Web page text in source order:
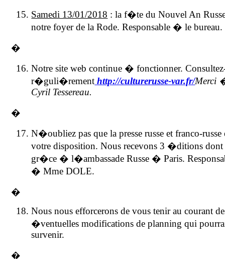
Samedi 13/01/2018 : la f�te du Nouvel An
notre foyer dela Rode. Responsable � le bureau.
�
Notre site web continue � fonctionner.
r�guli�rement http://culturerusse-var.fr/Merci
Cyril Tessereau.
�
N�oubliez pas que la presse russe et franco-
votre disposition. Nous recevons 3 �ditions
gr�ce � l�ambassade Russe � Paris.
� Mme DOLE.
�
Nous nous efforcerons de vous tenir au courant
�ventuelles modifications de planning qui
survenir.
�